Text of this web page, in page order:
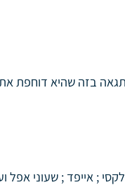
בזה שהיא דוחפת את
; אייפד ; שעוני אפל